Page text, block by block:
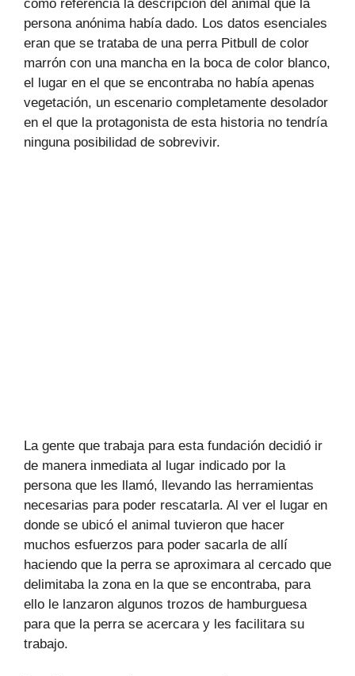
como referencia la descripción del animal que la
persona anónima había dado. Los datos esenciales
eran que se trataba de una perra Pitbull de color
marrón con una mancha en la boca de color blanco,
el lugar en el que se encontraba no había apenas
vegetación, un escenario completamente desolador
en el que la protagonista de esta historia no tendría
ninguna posibilidad de sobrevivir.
La gente que trabaja para esta fundación decidió ir
de manera inmediata al lugar indicado por la
persona que les llamó, llevando las herramientas
necesarias para poder rescatarla. Al ver el lugar en
donde se ubicó el animal tuvieron que hacer
muchos esfuerzos para poder sacarla de allí
haciendo que la perra se aproximara al cercado que
delimitaba la zona en la que se encontraba, para
ello le lanzaron algunos trozos de hamburguesa
para que la perra se acercara y les facilitara su
trabajo.